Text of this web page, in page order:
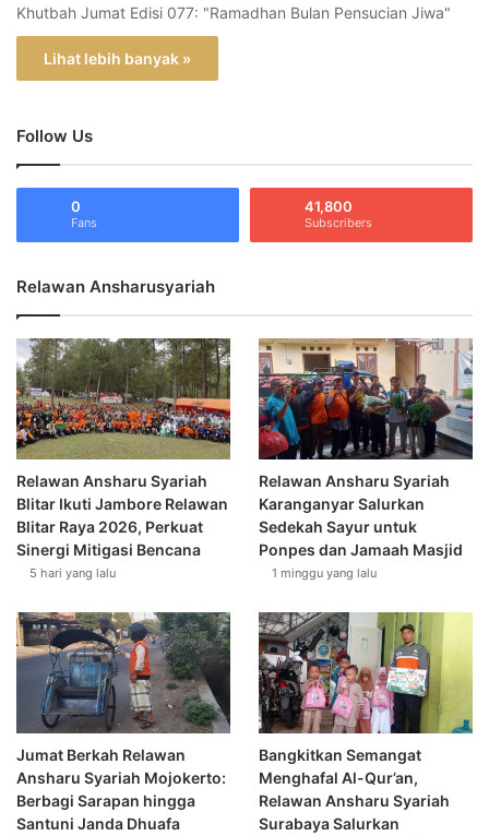
Khutbah Jumat Edisi 077: "Ramadhan Bulan Pensucian Jiwa"
Lihat lebih banyak »
Follow Us
0
Fans
41,800
Subscribers
Relawan Ansharusyariah
Relawan Ansharu Syariah
Blitar Ikuti Jambore Relawan
Blitar Raya 2026, Perkuat
Sinergi Mitigasi Bencana
5 hari yang lalu
Relawan Ansharu Syariah
Karanganyar Salurkan
Sedekah Sayur untuk
Ponpes dan Jamaah Masjid
1 minggu yang lalu
Jumat Berkah Relawan
Ansharu Syariah Mojokerto:
Berbagi Sarapan hingga
Santuni Janda Dhuafa
Bangkitkan Semangat
Menghafal Al-Qur’an,
Relawan Ansharu Syariah
Surabaya Salurkan